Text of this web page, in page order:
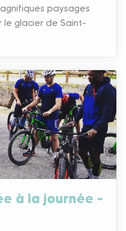
paysages
le glacier de Saint-
à la journée –